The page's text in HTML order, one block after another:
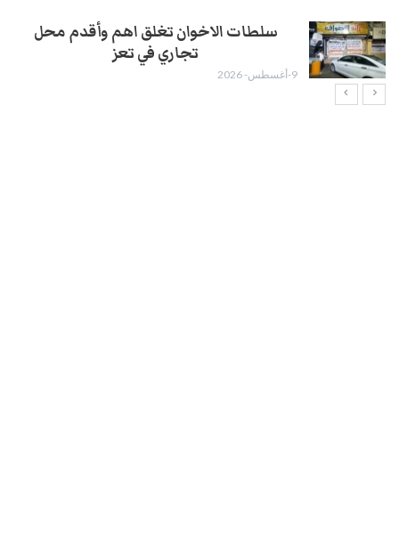
سلطات الاخوان تغلق اهم وأقدم محل
تجاري في تعز
9-أغسطس- 2026